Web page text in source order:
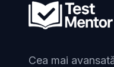
Cea mai